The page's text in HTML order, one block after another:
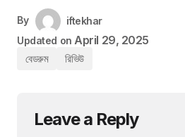
By
iftekhar
Updated on April 29, 2025
বেডরুম রিভিউ
Leave a Reply